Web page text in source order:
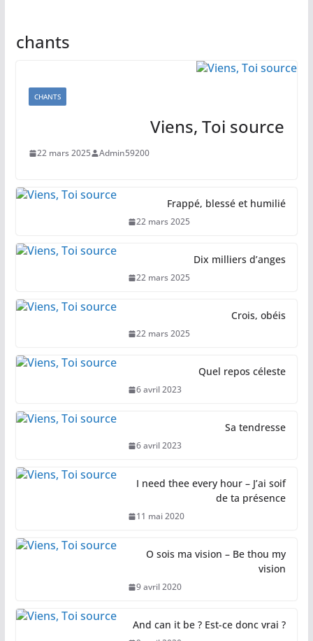
chants
CHANTS
Viens, Toi source
22 mars 2025 Admin59200
Frappé, blessé et humilié
22 mars 2025
Dix milliers d’anges
22 mars 2025
Crois, obéis
22 mars 2025
Quel repos céleste
6 avril 2023
Sa tendresse
6 avril 2023
I need thee every hour – J’ai soif
de ta présence
11 mai 2020
O sois ma vision – Be thou my
vision
9 avril 2020
And can it be ? Est-ce donc vrai ?